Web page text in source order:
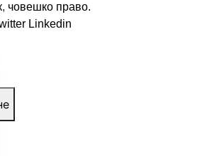
, човешко право.
Linkedin